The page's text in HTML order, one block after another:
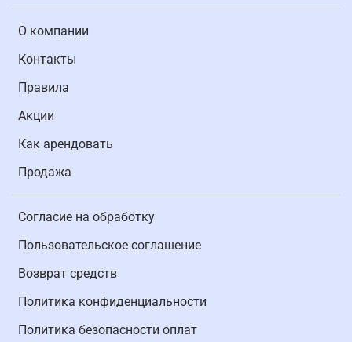
О компании
Контакты
Правила
Акции
Как арендовать
Продажа
Согласие на обработку
Пользовательское соглашение
Возврат средств
Политика конфиденциальности
Политика безопасности оплат